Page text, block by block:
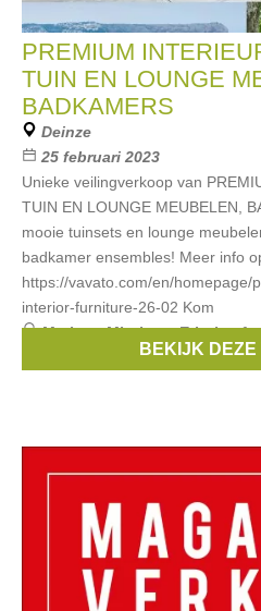
PREMIUM
TUIN EN LOUNGE
BADKAMERS
Deinze
25 februari 2023
Unieke veilingverkoop van
TUIN EN LOUNGE MEUBELEN,
mooie tuinsets en lounge
badkamer ensembles! Meer info
https://vavato.com/en/homepage/
interior-furniture-26-02 Kom
Merken:Mintjens,Ethnicraft,
Luxury Lounge , ...
BEKIJK DEZE